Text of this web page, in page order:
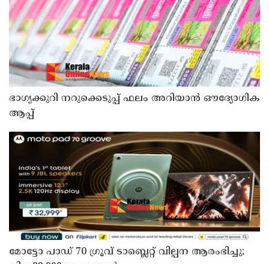
ഭാഗ്യക്കുറി നറുക്കെടുപ്പ് ഫലം അറിയാൻ ഔദ്യോഗിക
ആപ്പ്
മോട്ടോ പാഡ് 70 ഗ്രൂവ് ടാബ്ലെറ്റ് വില്പന ആരംഭിച്ചു;